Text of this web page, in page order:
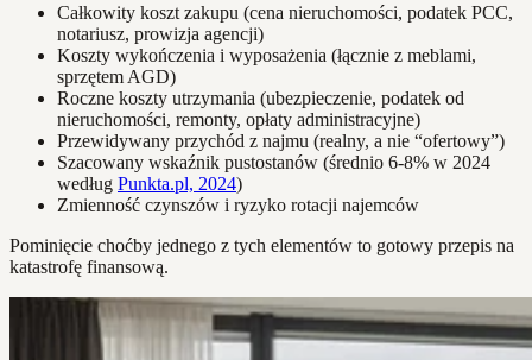
Całkowity koszt zakupu (cena nieruchomości, podatek PCC,
notariusz, prowizja agencji)
Koszty wykończenia i wyposażenia (łącznie z meblami,
sprzętem AGD)
Roczne koszty utrzymania (ubezpieczenie, podatek od
nieruchomości, remonty, opłaty administracyjne)
Przewidywany przychód z najmu (realny, a nie “ofertowy”)
Szacowany wskaźnik pustostanów (średnio 6-8% w 2024
według Punkta.pl, 2024)
Zmienność czynszów i ryzyko rotacji najemców
Pominięcie choćby jednego z tych elementów to gotowy przepis na
katastrofę finansową.